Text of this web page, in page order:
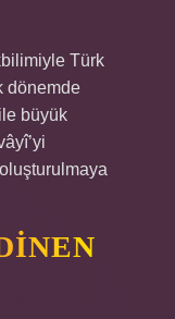
Türk
dönemde
büyük